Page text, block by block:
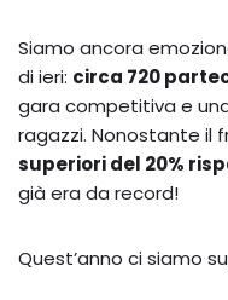
Siamo ancora
di ieri: circa 720
gara competitiva e
ragazzi. Nonostante il
superiori del 20%
già era da record!
Quest’anno ci siamo